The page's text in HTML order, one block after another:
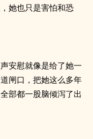
她也只是害怕和恐
安慰就像是给了她一
闸口，把她这么多年
部都一股脑倾泻了出